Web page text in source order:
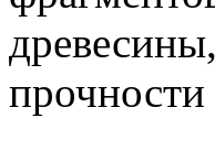
прочности